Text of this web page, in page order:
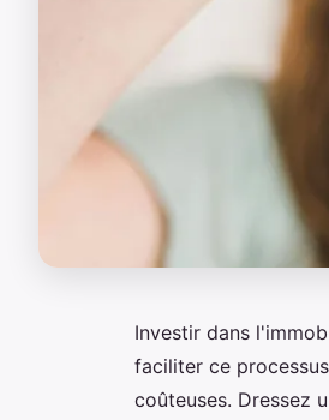
Investir dans
faciliter ce
coûteuses. Dressez